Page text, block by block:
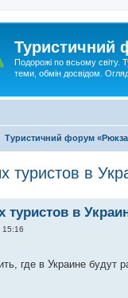
Туристичний
Подорожі по всьому світу.
теми, обмін досвідом.
Туристичний форум
туристов в
в
15:16
где в Украине будут